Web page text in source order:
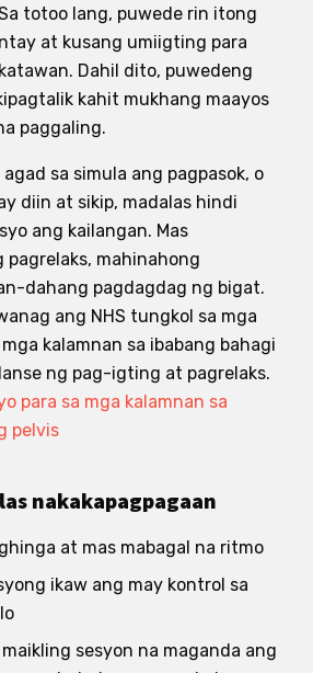
totoo lang, puwede rin itong
at kusang umiigting para
Dahil dito, puwedeng
kahit mukhang maayos
paggaling.
sa simula ang pagpasok, o
diin at sikip, madalas hindi
ang kailangan. Mas
pagrelaks, mahinahong
dahang pagdagdag ng bigat.
ang NHS tungkol sa mga
kalamnan sa ibabang bahagi
ng pag-igting at pagrelaks.
para sa mga kalamnan sa
pelvis
nakakapagpagaan
at mas mabagal na ritmo
ikaw ang may kontrol sa
sesyon na maganda ang